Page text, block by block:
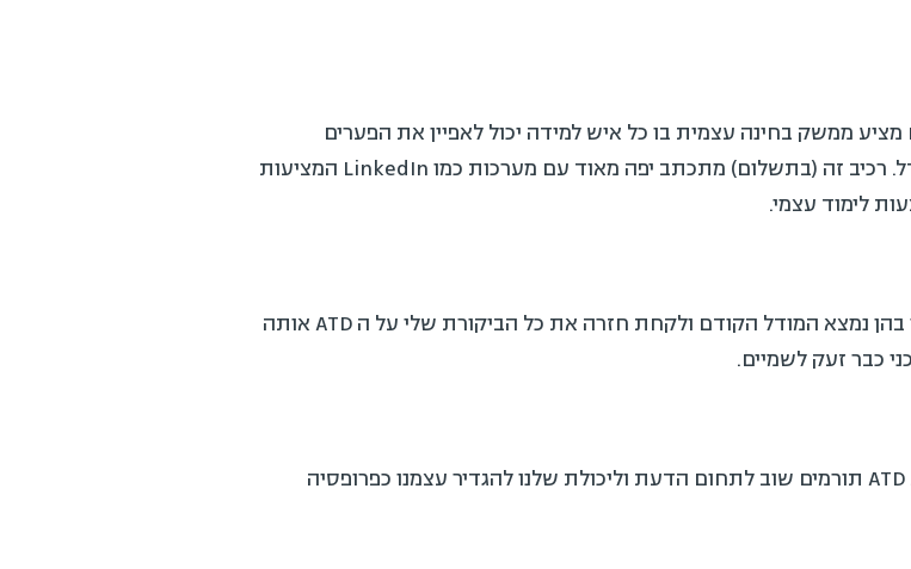
מציע ממשק בחינה עצמית בו כל איש למידה יכול לאפיין את הפערים
הקיימים אצלו מול הסטנדרט אותו מנסה לייצר המודל. רכיב זה (בתשלום) מתכתב יפה מאוד עם מערכות כמו LinkedIn המציעות
לימוד עצמי.
כל שנותר לי לעשות הוא לעדכן את כל המצגות שלי בהן נמצא המודל הקודם ולקחת חזרה את כל הביקורת שלי על ה ATD אותה
כבר זעק לשמיים.
מאוד התרשמתי ובהחלט מאמץ את המודל העדכני. ATD תורמים שוב לתחום הדעת וליכולת שלנו להגדיר עצמנו כפרופסיה